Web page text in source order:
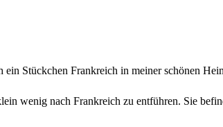
Stückchen Frankreich in meiner schönen
wenig nach Frankreich zu entführen. Sie